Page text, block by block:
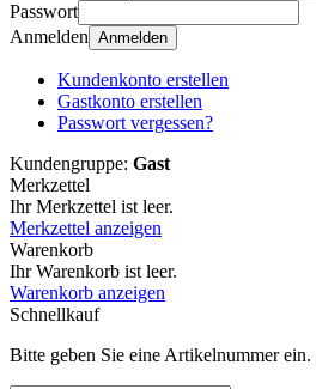
Passwort
Anmelden Anmelden
Kundenkonto erstellen
Gastkonto erstellen
Passwort vergessen?
Kundengruppe: Gast
Merkzettel
Ihr Merkzettel ist leer.
Merkzettel anzeigen
Warenkorb
Ihr Warenkorb ist leer.
Warenkorb anzeigen
Schnellkauf
Bitte geben Sie eine Artikelnummer ein.